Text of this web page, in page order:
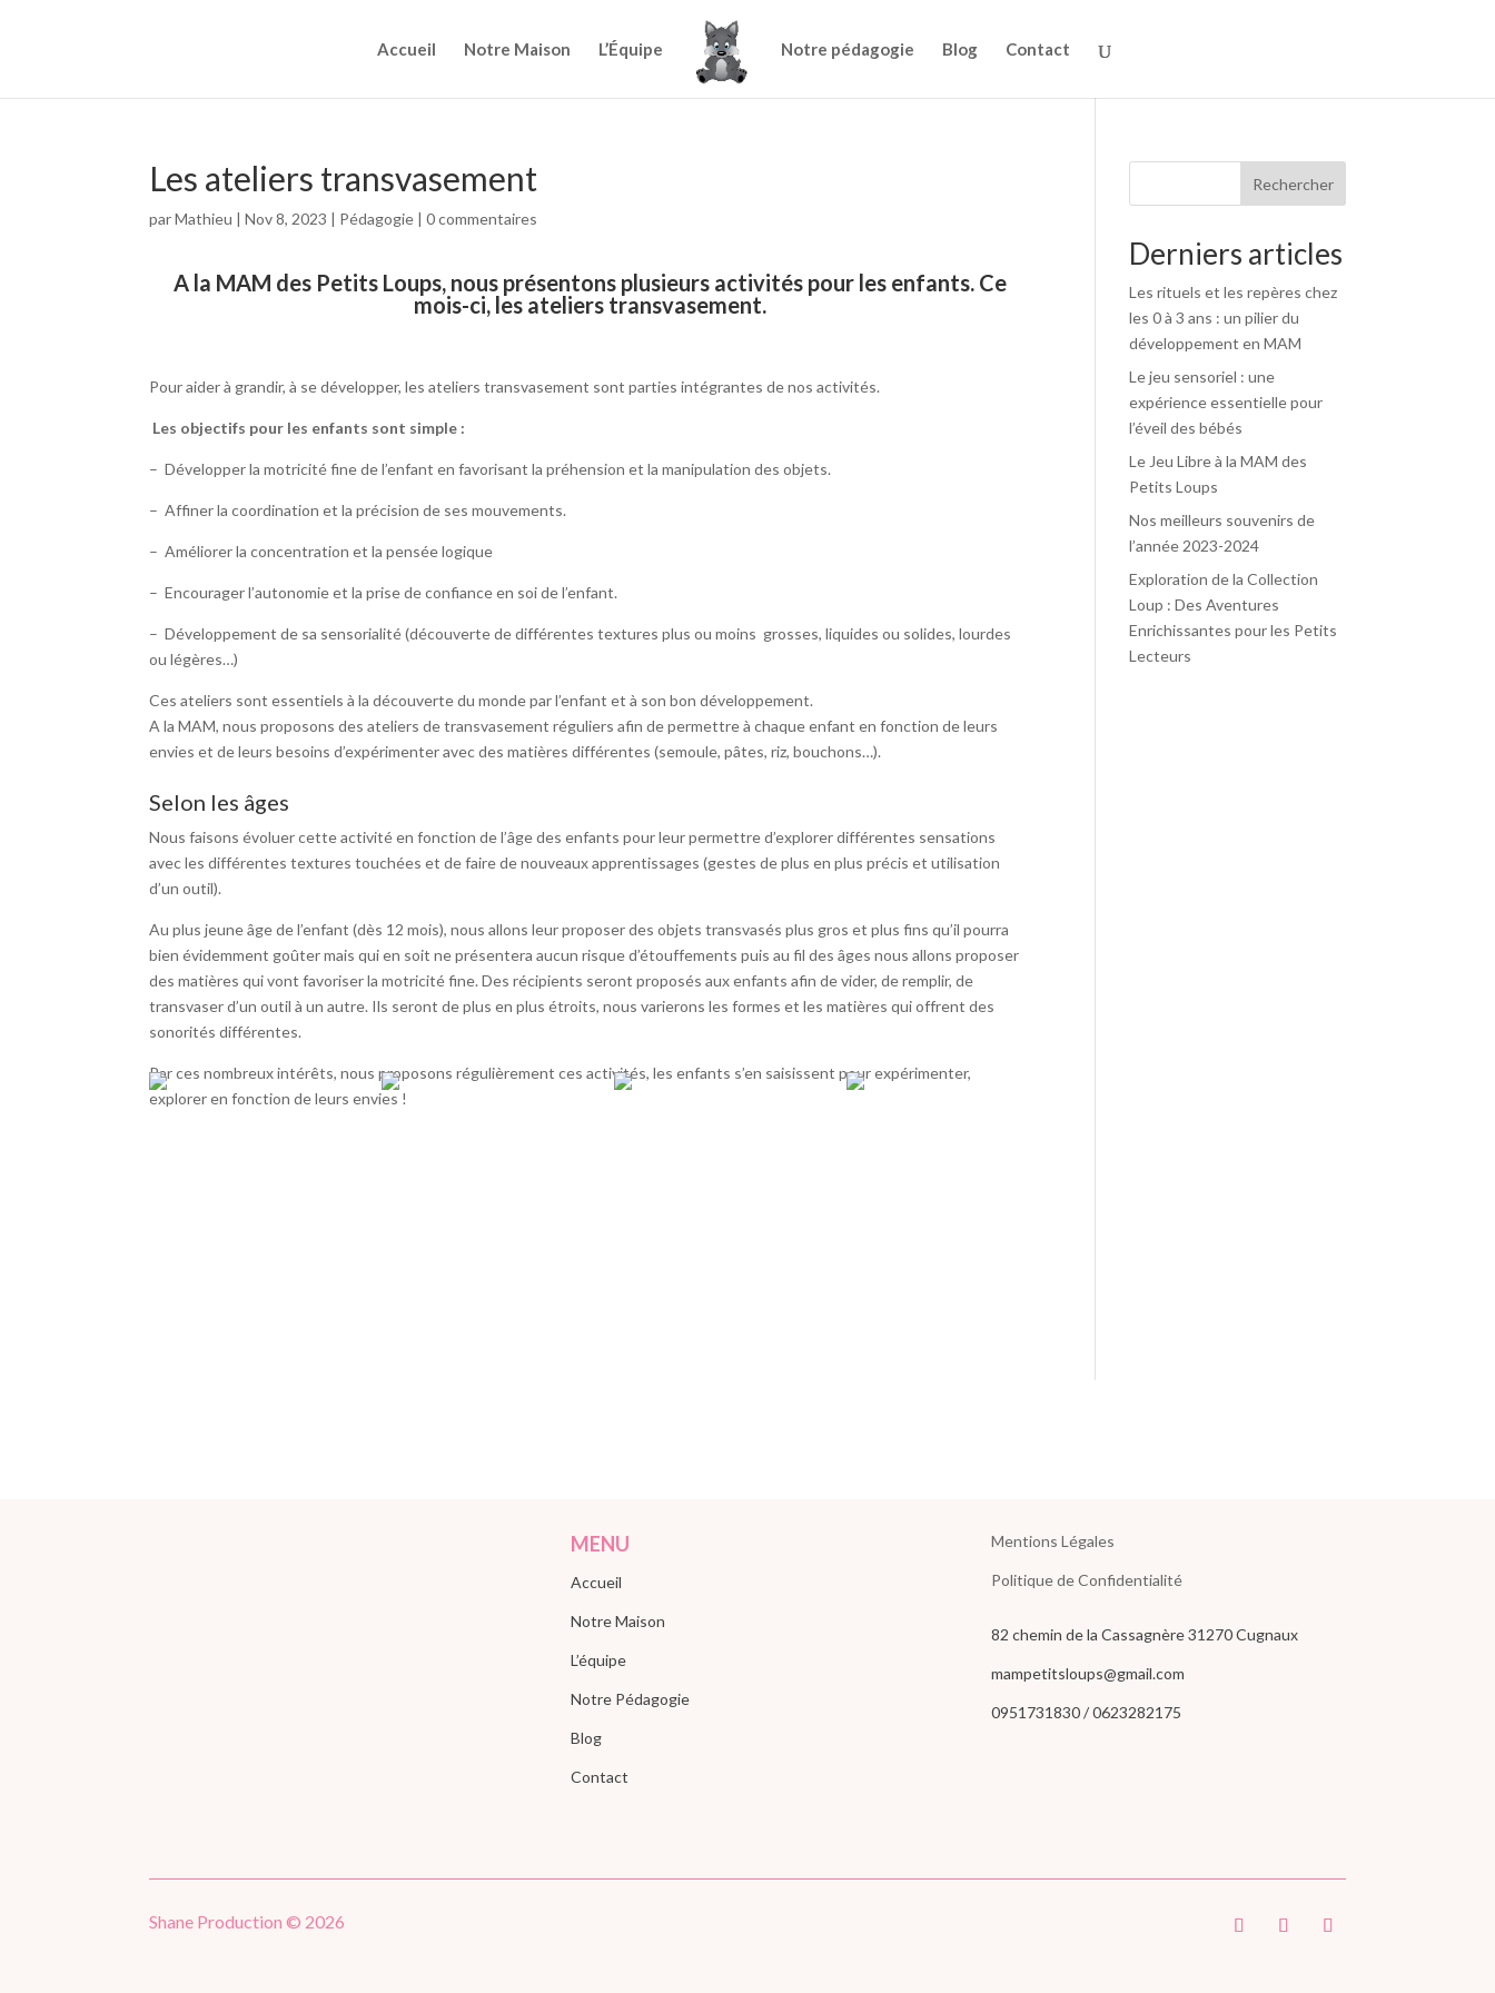
Accueil Notre Maison L’Équipe Notre pédagogie Blog Contact
Les ateliers transvasement
parMathieu |Nov 8, 2023 | Pédagogie |0 commentaires
A la MAM des Petits Loups, nous présentons plusieurs activités pour les enfants. Ce
mois-ci, les ateliers transvasement.
Pour aider à grandir, à se développer, les ateliers transvasement sont parties intégrantes de nos activités.
Les objectifs pour les enfants sont simple :
– Développer la motricité fine de l’enfant en favorisant la préhension et la manipulation des objets.
– Affiner la coordination et la précision de ses mouvements.
– Améliorer la concentration et la pensée logique
– Encourager l’autonomie et la prise de confiance en soi de l’enfant.
– Développement de sa sensorialité (découverte de différentes textures plus ou moins grosses, liquides ou solides, lourdes
ou légères…)
Ces ateliers sont essentiels à la découverte du monde par l’enfant et à son bon développement.
A la MAM, nous proposons des ateliers de transvasement réguliers afin de permettre à chaque enfant en fonction de leurs
envies et de leurs besoins d’expérimenter avec des matières différentes (semoule, pâtes, riz, bouchons…).
Selon les âges
Nous faisons évoluer cette activité en fonction de l’âge des enfants pour leur permettre d’explorer différentes sensations
avec les différentes textures touchées et de faire de nouveaux apprentissages (gestes de plus en plus précis et utilisation
d’un outil).
Au plus jeune âge de l’enfant (dès 12 mois), nous allons leur proposer des objets transvasés plus gros et plus fins qu’il pourra
bien évidemment goûter mais qui en soit ne présentera aucun risque d’étouffements puis au fil des âges nous allons proposer
des matières qui vont favoriser la motricité fine. Des récipients seront proposés aux enfants afin de vider, de remplir, de
transvaser d’un outil à un autre. Ils seront de plus en plus étroits, nous varierons les formes et les matières qui offrent des
sonorités différentes.
Par ces nombreux intérêts, nous proposons régulièrement ces activités, les enfants s’en saisissent pour expérimenter,
explorer en fonction de leurs envies !
Rechercher
Derniers articles
Les rituels et les repères chez
les 0 à 3 ans : un pilier du
développement en MAM
Le jeu sensoriel : une
expérience essentielle pour
l’éveil des bébés
Le Jeu Libre à la MAM des
Petits Loups
Nos meilleurs souvenirs de
l’année 2023-2024
Exploration de la Collection
Loup : Des Aventures
Enrichissantes pour les Petits
Lecteurs
MENU
Accueil
Notre Maison
L’équipe
Notre Pédagogie
Blog
Contact
Mentions Légales
Politique de Confidentialité
82 chemin de la Cassagnère 31270 Cugnaux
mampetitsloups@gmail.com
0951731830 / 0623282175
Shane Production © 2026